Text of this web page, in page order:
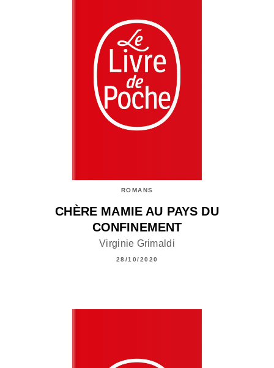
ROMANS
CHÈRE MAMIE AU PAYS DU
CONFINEMENT
Virginie Grimaldi
28/10/2020